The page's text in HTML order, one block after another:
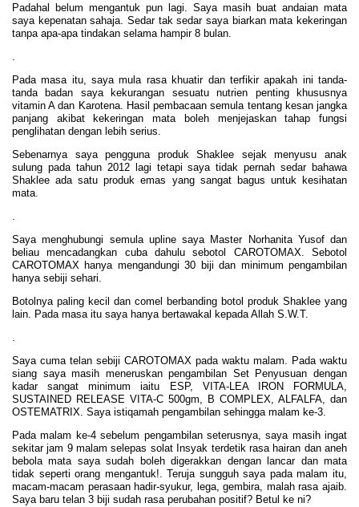
Padahal belum mengantuk pun lagi. Saya masih buat andaian mata
saya kepenatan sahaja. Sedar tak sedar saya biarkan mata kekeringan
tanpa apa-apa tindakan selama hampir 8 bulan.
.
Pada masa itu, saya mula rasa khuatir dan terfikir apakah ini tanda-
tanda badan saya kekurangan sesuatu nutrien penting khususnya
vitamin A dan Karotena. Hasil pembacaan semula tentang kesan jangka
panjang akibat kekeringan mata boleh menjejaskan tahap fungsi
penglihatan dengan lebih serius.
Sebenarnya saya pengguna produk Shaklee sejak menyusu anak
sulung pada tahun 2012 lagi tetapi saya tidak pernah sedar bahawa
Shaklee ada satu produk emas yang sangat bagus untuk kesihatan
mata.
.
Saya menghubungi semula upline saya Master Norhanita Yusof dan
beliau mencadangkan cuba dahulu sebotol CAROTOMAX. Sebotol
CAROTOMAX hanya mengandungi 30 biji dan minimum pengambilan
hanya sebiji sehari.
Botolnya paling kecil dan comel berbanding botol produk Shaklee yang
lain. Pada masa itu saya hanya bertawakal kepada Allah S.W.T.
.
Saya cuma telan sebiji CAROTOMAX pada waktu malam. Pada waktu
siang saya masih meneruskan pengambilan Set Penyusuan dengan
kadar sangat minimum iaitu ESP, VITA-LEA IRON FORMULA,
SUSTAINED RELEASE VITA-C 500gm, B COMPLEX, ALFALFA, dan
OSTEMATRIX. Saya istiqamah pengambilan sehingga malam ke-3.
Pada malam ke-4 sebelum pengambilan seterusnya, saya masih ingat
sekitar jam 9 malam selepas solat Insyak terdetik rasa hairan dan aneh
bebola mata saya sudah boleh digerakkan dengan lancar dan mata
tidak seperti orang mengantuk!. Teruja sungguh saya pada malam itu,
macam-macam perasaan hadir-syukur, lega, gembira, malah rasa ajaib.
Saya baru telan 3 biji sudah rasa perubahan positif? Betul ke ni?